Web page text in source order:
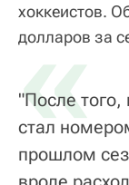
хоккеистов.
долларов за
«
"После того,
стал
прошлом